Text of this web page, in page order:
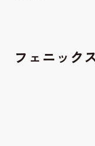
フェニック